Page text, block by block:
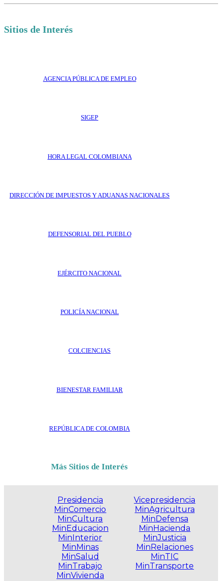
Sitios de Interés
AGENCIA PÚBLICA DE EMPLEO
SIGEP
HORA LEGAL COLOMBIANA
DIRECCIÓN DE IMPUESTOS Y ADUANAS NACIONALES
DEFENSORIAL DEL PUEBLO
EJÉRCITO NACIONAL
POLICÍA NACIONAL
COLCIENCIAS
BIENESTAR FAMILIAR
REPÚBLICA DE COLOMBIA
Más Sitios de Interés
Presidencia
MinComercio
MinCultura
MinEducacion
MinInterior
MinMinas
MinSalud
MinTrabajo
MinVivienda
Vicepresidencia
MinAgricultura
MinDefensa
MinHacienda
MinJusticia
MinRelaciones
MinTIC
MinTransporte